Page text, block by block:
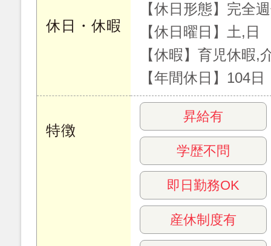
休日・休暇
【休日形態】完全
【休日曜日】土,日
【休暇】育児休暇,
【年間休日】104日
特徴
昇給有
学歴不問
即日勤務OK
産休制度有